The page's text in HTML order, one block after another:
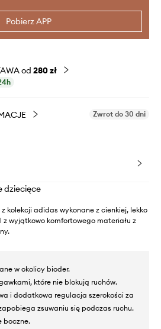
Pobierz APP
od 280 zł
Zwrot do 30 dni
dziecięce
kolekcji adidas wykonane z cienkiej, lekko
wyjątkowo komfortowego materiału z
w okolicy bioder.
które nie blokują ruchów.
i dodatkowa regulacja szerokości za
zsuwaniu się podczas ruchu.
boczne.